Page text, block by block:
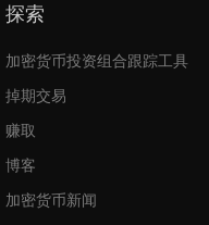
探索
加密货币投资组合跟踪工具
掉期交易
赚取
博客
加密货币新闻